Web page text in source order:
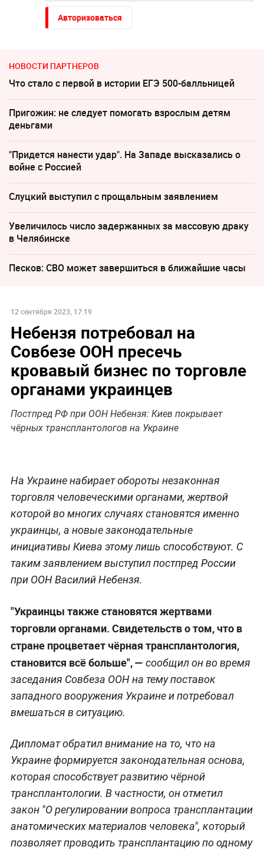
Авторизоваться
НОВОСТИ ПАРТНЕРОВ
Что стало с первой в истории ЕГЭ 500-балльницей
Пригожин: не следует помогать взрослым детям
деньгами
"Придется нанести удар". На Западе высказались о
войне с Россией
Слуцкий выступил с прощальным заявлением
Увеличилось число задержанных за массовую драку
в Челябинске
Песков: СВО может завершиться в ближайшие часы
12 сентября 2023, 17:19
Небензя потребовал на
Совбезе ООН пресечь
кровавый бизнес по торговле
органами украинцев
Постпред РФ при ООН Небензя: Киев покрывает
чёрных трансплантологов на Украине
На Украине набирает обороты незаконная
торговля человеческими органами, жертвой
которой во многих случаях становятся именно
украинцы, а новые законодательные
инициативы Киева этому лишь способствуют. С
таким заявлением выступил постпред России
при ООН Василий Небензя.
"Украинцы также становятся жертвами
торговли органами. Свидетельств о том, что в
стране процветает чёрная трансплантология,
становится всё больше",— сообщил он во время
заседания Совбеза ООН на тему поставок
западного вооружения Украине и потребовал
вмешаться в ситуацию.
Дипломат обратил внимание на то, что на
Украине формируется законодательная основа,
которая способствует развитию чёрной
трансплантологии. В частности, он отметил
закон "О регулировании вопроса трансплантации
анатомических материалов человека", который
позволяет проводить трансплантацию по одному